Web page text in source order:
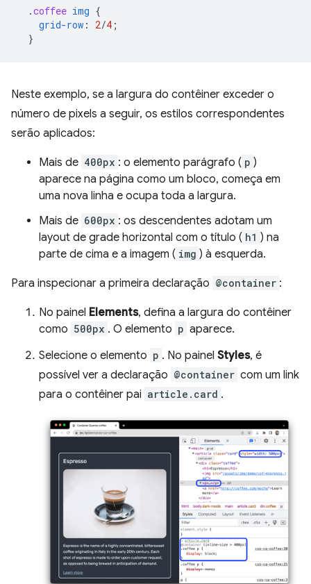
.coffee img {
grid-row : 2/4 ;
}
Neste exemplo, se a largura do contêiner exceder o
número de pixels a seguir, os estilos correspondentes
serão aplicados:
Mais de 400px : o elemento parágrafo ( p )
aparece na página como um bloco, começa em
uma nova linha e ocupa toda a largura.
Mais de 600px : os descendentes adotam um
layout de grade horizontal com o título ( h1 ) na
parte de cima e a imagem ( img ) à esquerda.
Para inspecionar a primeira declaração @container :
No painel Elements, defina a largura do contêiner
como 500px . O elemento p aparece.
Selecione o elemento p . No painel Styles, é
possível ver a declaração @container com um link
para o contêiner pai article.card .